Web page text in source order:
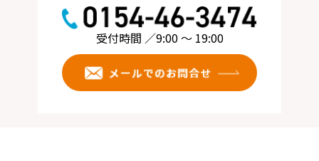
受付時間 ／9:00 ～ 19:00